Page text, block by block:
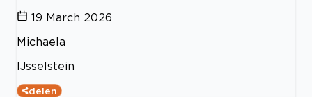
19 March 2026
Michaela
IJsselstein
delen